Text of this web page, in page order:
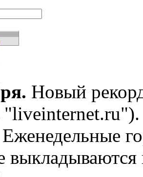
. Новый
"liveinternet.ru").
Еженедельные
выкладываются